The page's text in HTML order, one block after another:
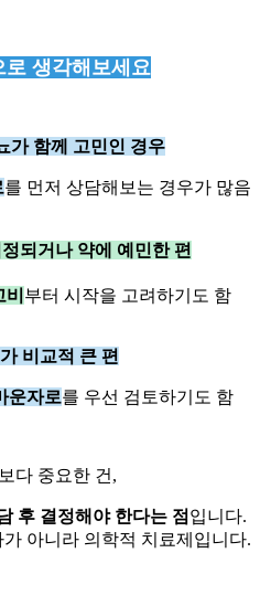
생각해보세요
가 함께 고민인 경우
를 먼저 상담해보는 경우가 많음
되거나 약에 예민한 편
부터 시작을 고려하기도 함
비교적 큰 편
운자로를 우선 검토하기도 함
다 중요한 건,
후 결정해야 한다는 점 입니다.
아니라 의학적 치료제입니다.